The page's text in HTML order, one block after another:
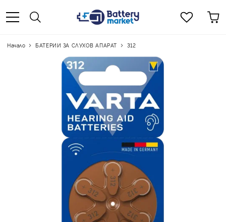
Начало БАТЕРИИ ЗА СЛУХОВ АПАРАТ 312